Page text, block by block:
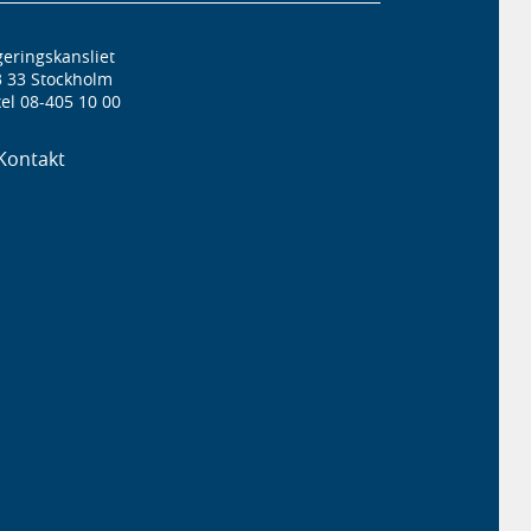
33 Stockholm
08-405 10 00